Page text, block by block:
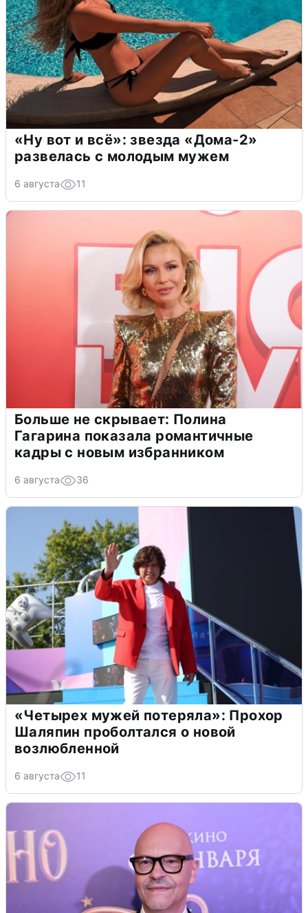
«Ну вот и всё»: звезда «Дома-2»
развелась с молодым мужем
6 августа 11
Больше не скрывает: Полина
Гагарина показала романтичные
кадры с новым избранником
6 августа 36
«Четырех мужей потеряла»: Прохор
Шаляпин проболтался о новой
возлюбленной
6 августа 11